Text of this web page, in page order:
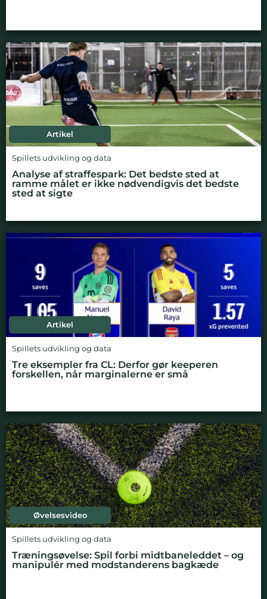
Artikel
Spillets udvikling og data
Analyse af straffespark: Det bedste sted at
ramme målet er ikke nødvendigvis det bedste
sted at sigte
Artikel
Spillets udvikling og data
Tre eksempler fra CL: Derfor gør keeperen
forskellen, når marginalerne er små
Øvelsesvideo
Spillets udvikling og data
Træningsøvelse: Spil forbi midtbaneleddet – og
manipulér med modstanderens bagkæde